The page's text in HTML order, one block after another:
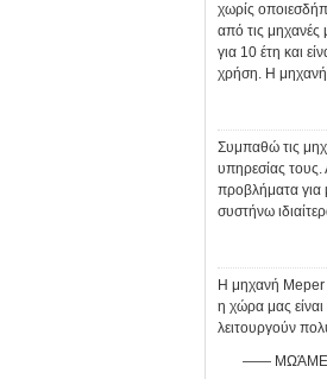
χωρίς
από τις μηχανές
για 10 έτη και
χρήση. Η μηχανή
Συμπαθώ τις
υπηρεσίας
προβλήματα για
συστήνω
Η μηχανή Meper
η χώρα μας
λειτουργούν
——